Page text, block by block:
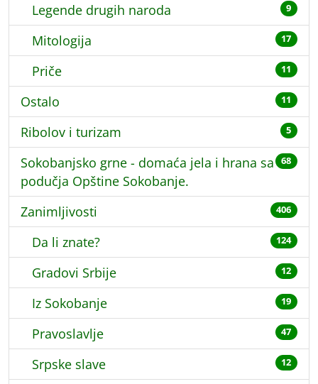
Legende drugih naroda 9
Mitologija 17
Priče 11
Ostalo 11
Ribolov i turizam 5
Sokobanjsko grne - domaća jela i hrana sa
podučja Opštine Sokobanje.
68
Zanimljivosti 406
Da li znate? 124
Gradovi Srbije 12
Iz Sokobanje 19
Pravoslavlje 47
Srpske slave 12